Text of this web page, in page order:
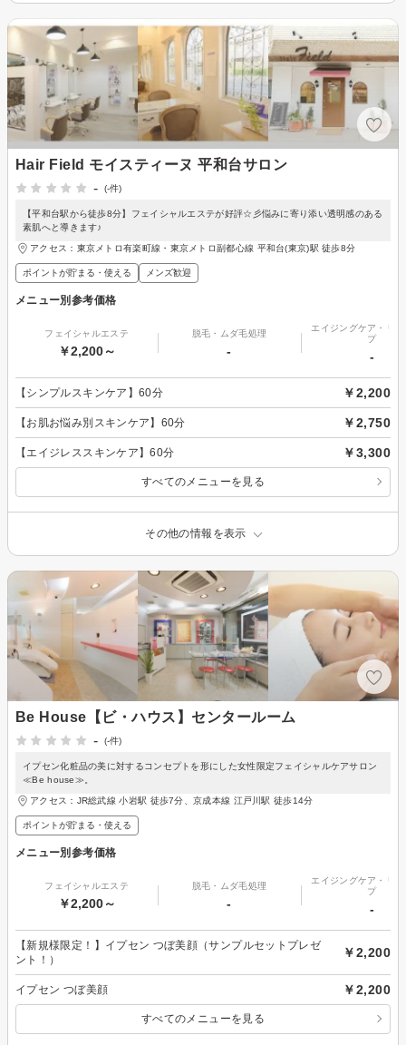
Hair Field モイスティーヌ 平和台サロン
-
(-件)
【平和台駅から徒歩8分】フェイシャルエステが好評☆彡悩みに寄り添い透明感のある
素肌へと導きます♪
アクセス：東京メトロ有楽町線・東京メトロ副都心線 平和台(東京)駅 徒歩8分
ポイントが貯まる・使える メンズ歓迎
メニュー別参考価格
フェイシャルエステ
￥2,200～
脱毛・ムダ毛処理
-
エイジングケア・リ
プ
-
【シンプルスキンケア】60分 ￥2,200
【お肌お悩み別スキンケア】60分 ￥2,750
【エイジレススキンケア】60分 ￥3,300
すべてのメニューを見る
その他の情報を表示
Be House【ビ・ハウス】センタールーム
-
(-件)
イプセン化粧品の美に対するコンセプトを形にした女性限定フェイシャルケアサロン
≪Be house≫。
アクセス：JR総武線 小岩駅 徒歩7分、京成本線 江戸川駅 徒歩14分
ポイントが貯まる・使える
メニュー別参考価格
フェイシャルエステ
￥2,200～
脱毛・ムダ毛処理
-
エイジングケア・リ
プ
-
【新規様限定！】イプセン つぼ美顔（サンプルセットプレゼ
ント！）
￥2,200
イプセン つぼ美顔 ￥2,200
すべてのメニューを見る